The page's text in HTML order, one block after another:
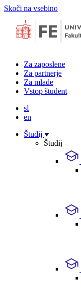
Skoči na vsebino
Za zaposlene
Za partnerje
Za mlade
Vstop študent
sl
en
Študij
Študij